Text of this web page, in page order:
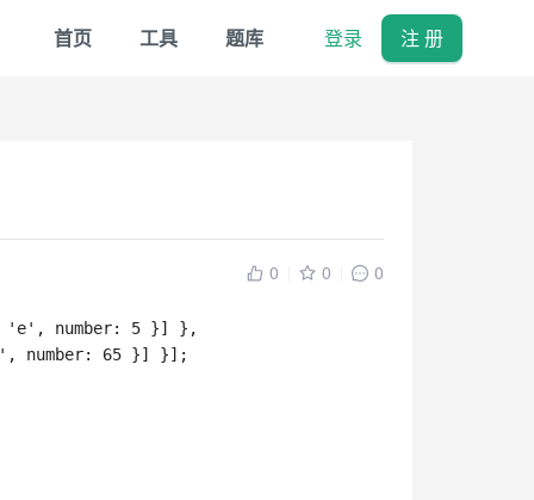
首页 工具 题库 登录 注 册
0 0 0
'e' , number: 5 }] } ,
, number: 65 }] }] ;